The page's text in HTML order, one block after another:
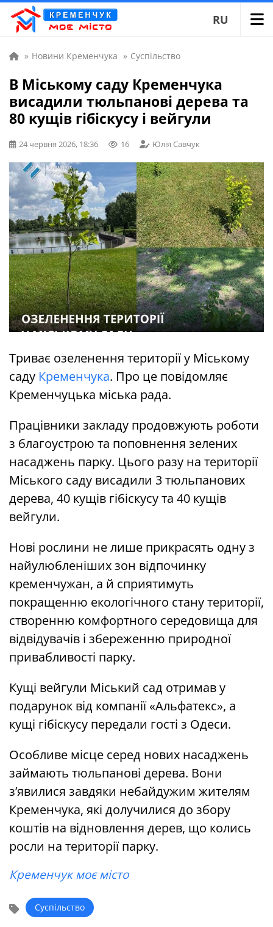
RU
» Новини Кременчука » Суспільство
В Міському саду Кременчука
висадили тюльпанові дерева та
80 кущів гібіскусу і вейгули
24 червня 2026, 18:36 16 Юлія Савчук
Триває озеленення території у Міському
саду Кременчука. Про це повідомляє
Кременчуцька міська рада.
Працівники закладу продовжують роботи
з благоустрою та поповнення зелених
насаджень парку. Цього разу на території
Міського саду висадили 3 тюльпанових
дерева, 40 кущів гібіскусу та 40 кущів
вейгули.
Нові рослини не лише прикрасять одну з
найулюбленіших зон відпочинку
кременчужан, а й сприятимуть
покращенню екологічного стану території,
створенню комфортного середовища для
відвідувачів і збереженню природної
привабливості парку.
Кущі вейгули Міський сад отримав у
подарунок від компанії «Альфатекс», а
кущі гібіскусу передали гості з Одеси.
Особливе місце серед нових насаджень
займають тюльпанові дерева. Вони
з’явилися завдяки небайдужим жителям
Кременчука, які долучилися до збору
коштів на відновлення дерев, що колись
росли на території парку.
Кременчук моє місто
Суспільство